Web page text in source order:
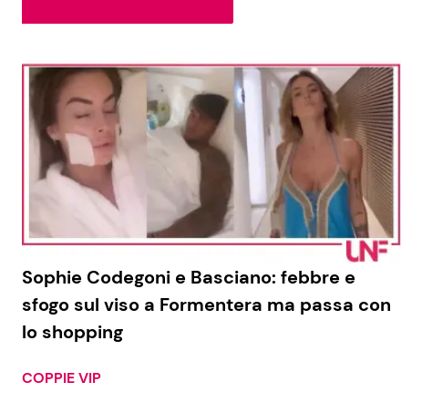
Social News
News dal mondo
Benessere
Casa
Moda e Style
Mondo Mamma
News benessere
Salute
Sophie Codegoni e Basciano: febbre e
sfogo sul viso a Formentera ma passa con
lo shopping
COPPIE VIP